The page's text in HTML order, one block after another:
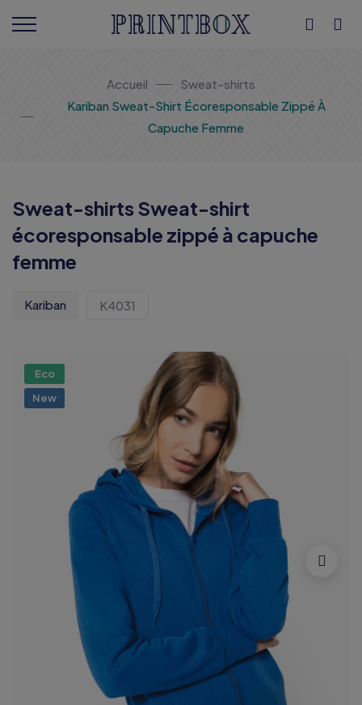
Accueil
Sweat-shirts
Kariban Sweat-Shirt Écoresponsable Zippé À
Capuche Femme
Eco
New
Sweat-shirts Sweat-shirt
écoresponsable zippé à capuche
femme
Kariban K4031